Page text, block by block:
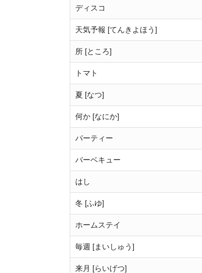
ディスコ
天気予報 [てんきよほう]
所 [ところ]
トマト
夏 [なつ]
何か [なにか]
パーティー
バーベキュー
はし
冬 [ふゆ]
ホームステイ
毎週 [まいしゅう]
来月 [らいげつ]